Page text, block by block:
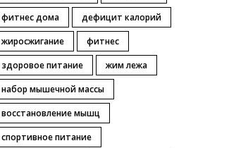
фитнес дома
дефицит калорий
жиросжигание
фитнес
здоровое питание
жим лежа
набор мышечной массы
восстановление мышц
спортивное питание